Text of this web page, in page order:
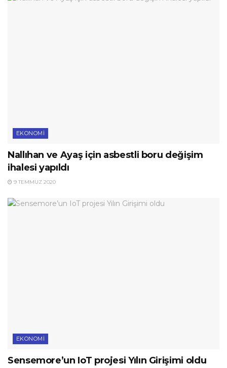
EKONOMI
Nallıhan ve Ayaş için asbestli boru değişim
ihalesi yapıldı
9 TEMMUZ 2020
EKONOMI
Sensemore’un IoT projesi Yılın Girişimi oldu